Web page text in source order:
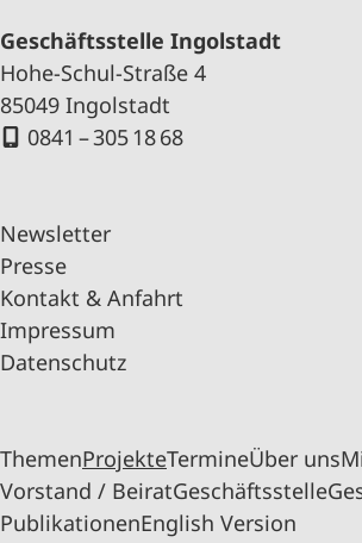
Geschäftsstelle Ingolstadt
Hohe-Schul-Straße 4
85049 Ingolstadt
0841 – 305 18 68
Newsletter
Presse
Kontakt & Anfahrt
Impressum
Datenschutz
ThemenProjekteTermineÜber uns
Vorstand / BeiratGeschäftsstelle
PublikationenEnglish Version